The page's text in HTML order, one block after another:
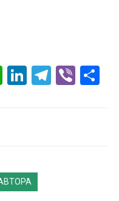
WhatsApp
LinkedIn